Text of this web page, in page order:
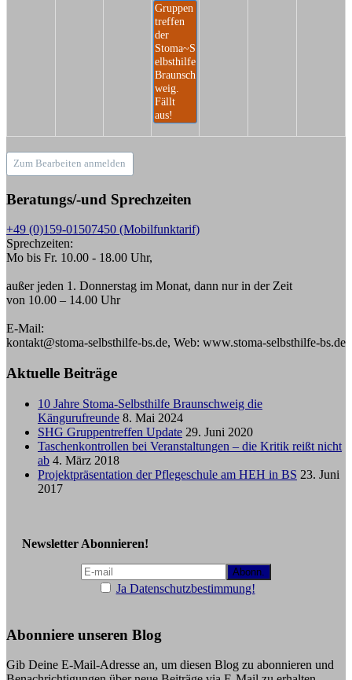
Gruppen
treffen
der
Stoma~S
elbsthilfe
Braunsch
weig.
Fällt
aus!
Zum Bearbeiten anmelden
Beratungs/-und Sprechzeiten
+49 (0)159-01507450 (Mobilfunktarif)
Sprechzeiten:
Mo bis Fr. 10.00 - 18.00 Uhr,
außer jeden 1. Donnerstag im Monat, dann nur in der Zeit
von 10.00 – 14.00 Uhr
E-Mail:
kontakt@stoma-selbsthilfe-bs.de, Web: www.stoma-selbsthilfe-bs.de
Aktuelle Beiträge
10 Jahre Stoma-Selbsthilfe Braunschweig die
Kängurufreunde 8. Mai 2024
SHG Gruppentreffen Update 29. Juni 2020
Taschenkontrollen bei Veranstaltungen – die Kritik reißt nicht
ab 4. März 2018
Projektpräsentation der Pflegeschule am HEH in BS 23. Juni
2017
Newsletter Abonnieren!
Ja Datenschutzbestimmung!
Abonniere unseren Blog
Gib Deine E-Mail-Adresse an, um diesen Blog zu abonnieren und